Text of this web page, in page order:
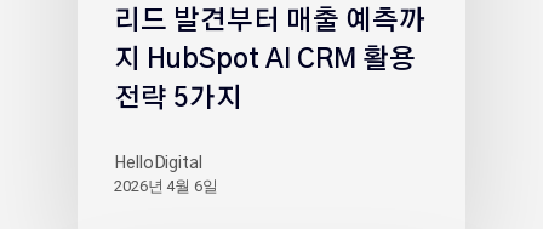
리드 발견부터 매출 예측까
지 HubSpot AI CRM 활용
전략 5가지
HelloDigital
2026년 4월 6일